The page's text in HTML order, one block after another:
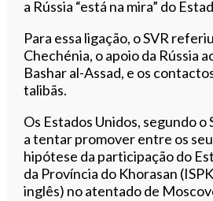
a Rússia “está na mira” do
Para essa ligação, o SVR
Chechénia, o apoio da Rússia
Bashar al-Assad, e os
talibãs.
Os Estados Unidos, segundo o
a tentar promover entre os
hipótese da participação do
da Província do Khorasan
inglês) no atentado de